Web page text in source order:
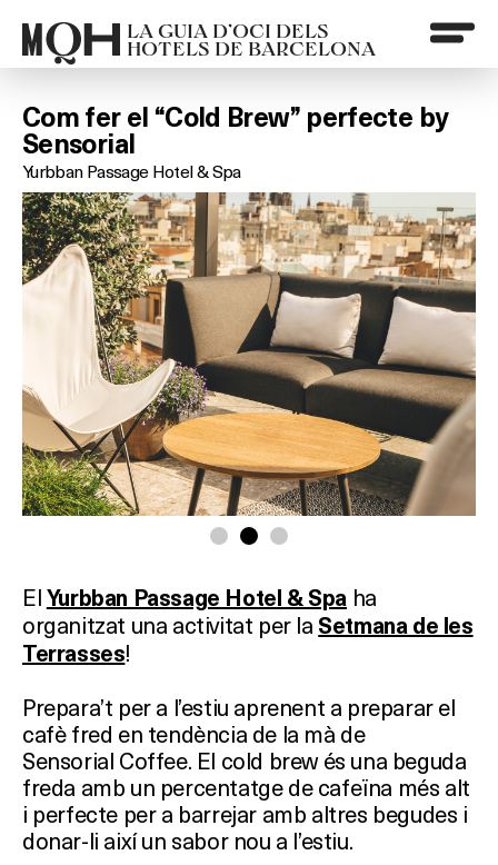
LA GUIA D’OCI DELS
HOTELS DE BARCELONA
Com fer el “Cold Brew” perfecte by
Sensorial
Yurbban Passage Hotel & Spa
El Yurbban Passage Hotel & Spa ha
organitzat una activitat per la Setmana de les
Terrasses!
Prepara’t per a l’estiu aprenent a preparar el
cafè fred en tendència de la mà de
Sensorial Coffee. El cold brew és una beguda
freda amb un percentatge de cafeïna més alt
i perfecte per a barrejar amb altres begudes i
donar-li així un sabor nou a l’estiu.